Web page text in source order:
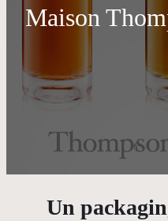
Maison
Un